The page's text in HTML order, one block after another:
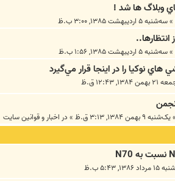
وبلاگ ها شد !
»سه‌شنبه ۵ اردیبهشت ۱۳۸۵, ۳:۰۰ ب.ظ
انتظارها..
»سه‌شنبه ۵ اردیبهشت ۱۳۸۵, ۱:۵۶ ب.ظ
نوکيا را در اينجا قرار مي‌گيرد
بهمن ۱۳۸۴, ۱۲:۴۳ ق.ظ
»یک‌شنبه ۹ بهمن ۱۳۸۴, ۳:۱۳ ق.ظ » در اخبار و قوانين سايت
۱۳۸۶, ۵:۴۳ ب.ظ